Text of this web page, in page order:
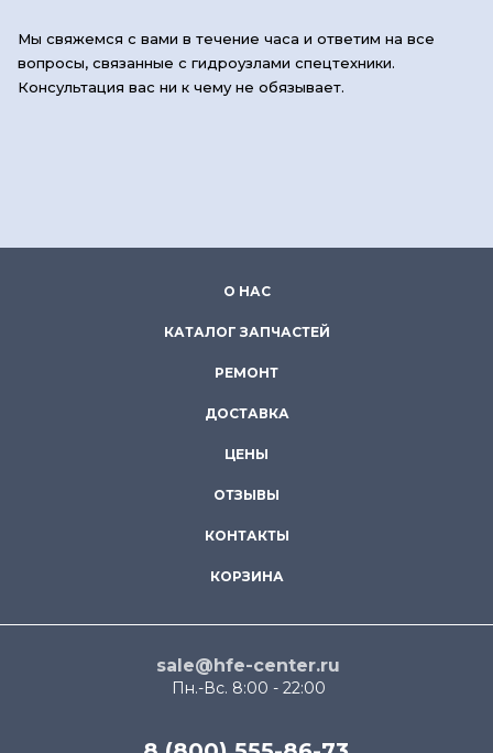
Мы свяжемся с вами в течение часа и ответим на все
вопросы, связанные с гидроузлами спецтехники.
Консультация вас ни к чему не обязывает.
О НАС
КАТАЛОГ ЗАПЧАСТЕЙ
РЕМОНТ
ДОСТАВКА
ЦЕНЫ
ОТЗЫВЫ
КОНТАКТЫ
КОРЗИНА
sale@hfe-center.ru
Пн.-Вс. 8:00 - 22:00